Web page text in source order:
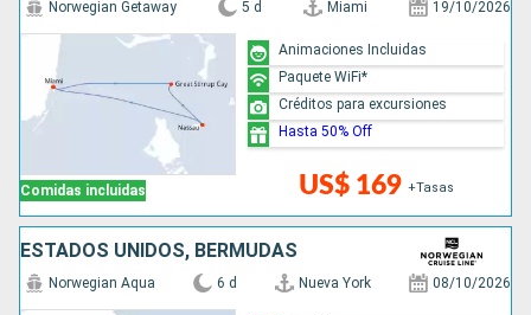
Comidas incluidas
Norwegian Getaway 5 d Miami 19/10/2026
US$ 169 +Tasas
Animaciones Incluidas
Paquete WiFi*
Créditos para excursiones
Hasta 50% Off
ESTADOS UNIDOS, BERMUDAS
Norwegian Aqua 6 d Nueva York 08/10/2026